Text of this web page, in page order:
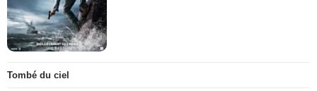
Tombé du ciel